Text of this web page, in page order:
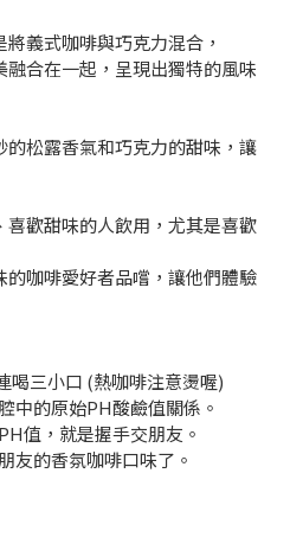
義式咖啡與巧克力混合，
合在一起，呈現出獨特的風味
松露香氣和巧克力的甜味，讓
歡甜味的人飲用，尤其是喜歡
咖啡愛好者品嚐，讓他們體驗
喝三小口 (熱咖啡注意燙喔)
中的原始PH酸鹼值關係。
值，就是握手交朋友。
友的香氛咖啡口味了。